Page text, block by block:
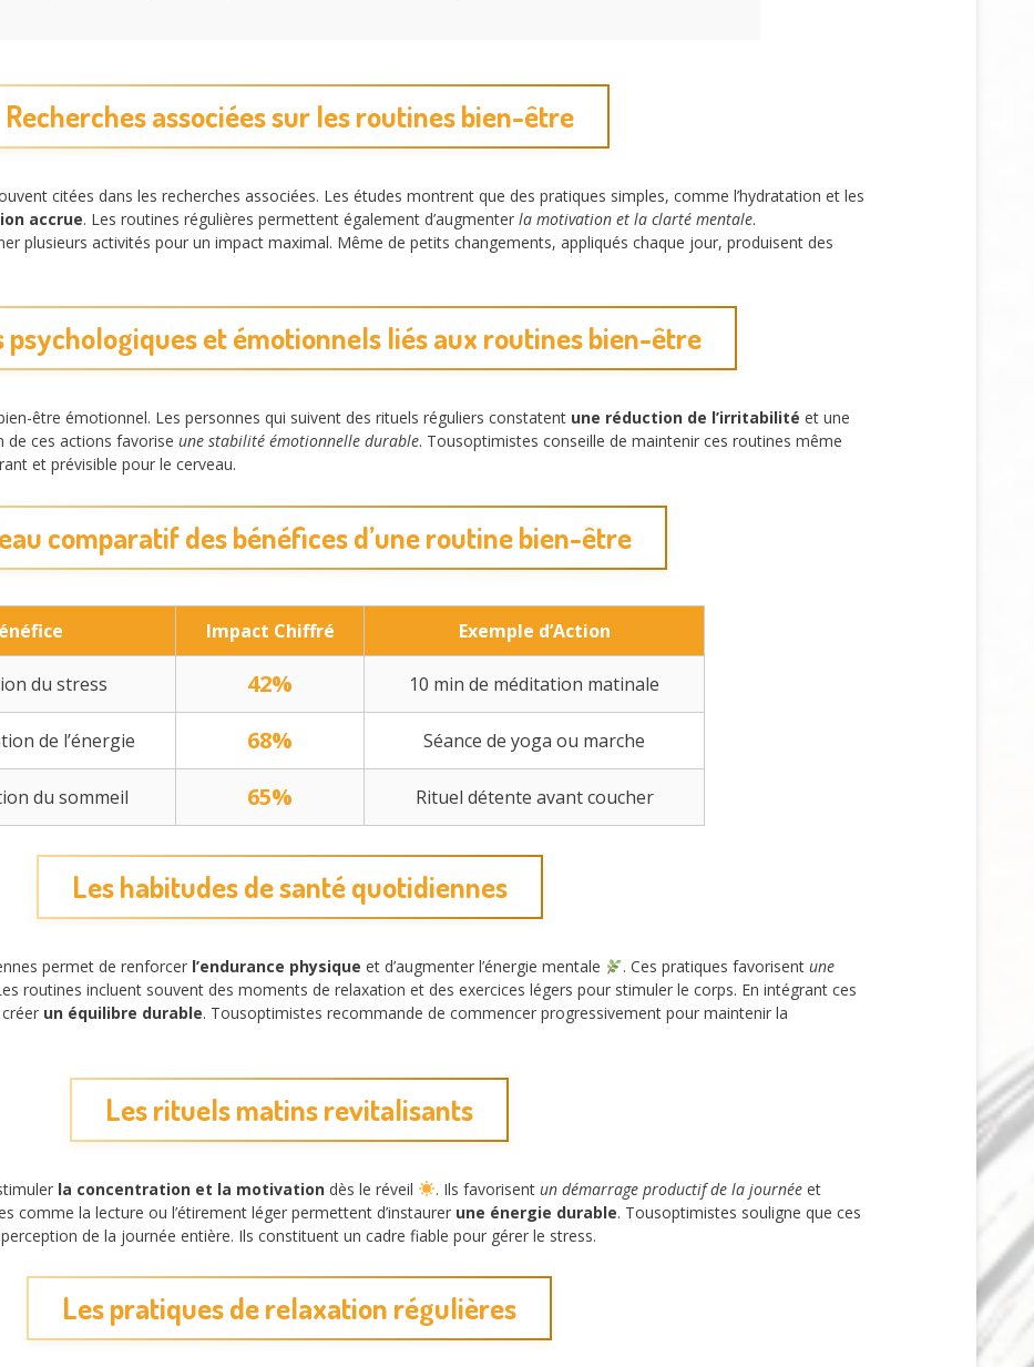
Recherches associées sur les routines bien-être
citées dans les recherches associées. Les études montrent que des pratiques simples, comme l’hydratation et les
accrue. Les routines régulières permettent également d’augmenter la motivation et la clarté mentale.
plusieurs activités pour un impact maximal. Même de petits changements, appliqués chaque jour, produisent des
psychologiques et émotionnels liés aux routines bien-être
être émotionnel. Les personnes qui suivent des rituels réguliers constatent une réduction de l’irritabilité et une
de ces actions favorise une stabilité émotionnelle durable. Tousoptimistes conseille de maintenir ces routines même
et prévisible pour le cerveau.
comparatif des bénéfices d’une routine bien-être
Impact Chiffré Exemple d’Action
du stress 42% 10 min de méditation matinale
de l’énergie 68% Séance de yoga ou marche
du sommeil 65% Rituel détente avant coucher
Les habitudes de santé quotidiennes
permet de renforcer l’endurance physique et d’augmenter l’énergie mentale . Ces pratiques favorisent une
routines incluent souvent des moments de relaxation et des exercices légers pour stimuler le corps. En intégrant ces
un équilibre durable. Tousoptimistes recommande de commencer progressivement pour maintenir la
Les rituels matins revitalisants
la concentration et la motivation dès le réveil . Ils favorisent un démarrage productif de la journéeet
comme la lecture ou l’étirement léger permettent d’instaurer une énergie durable. Tousoptimistes souligne que ces
de la journée entière. Ils constituent un cadre fiable pour gérer le stress.
Les pratiques de relaxation régulières